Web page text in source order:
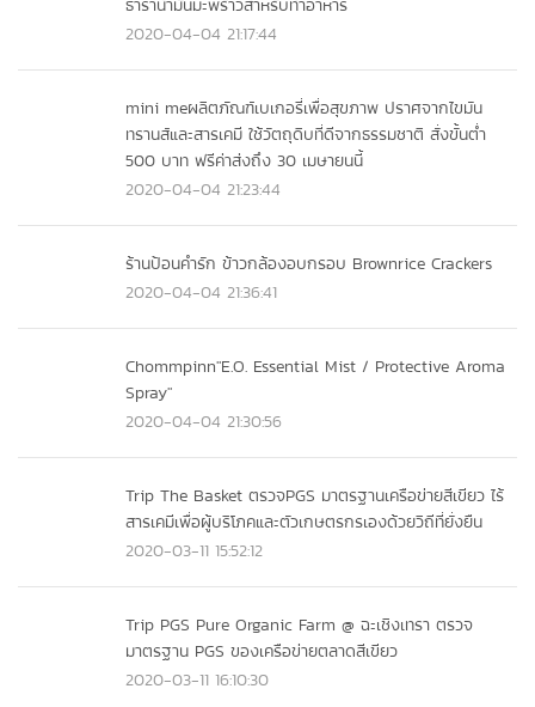
ธาราน้ำมันมะพร้าวสำหรับทำอาหาร
2020-04-04 21:17:44
mini meผลิตภัณฑ์เบเกอรี่เพื่อสุขภาพ ปราศจากไขมัน
ทรานส์และสารเคมี ใช้วัตถุดิบที่ดีจากธรรมชาติ สั่งขั้นต่ำ
500 บาท ฟรีค่าส่งถึง 30 เมษายนนี้
2020-04-04 21:23:44
ร้านป้อนคำรัก ข้าวกล้องอบกรอบ Brownrice Crackers
2020-04-04 21:36:41
Chommpinn"E.O. Essential Mist / Protective Aroma
Spray"
2020-04-04 21:30:56
Trip The Basket ตรวจPGS มาตรฐานเครือข่ายสีเขียว ไร้
สารเคมีเพื่อผู้บริโภคและตัวเกษตรกรเองด้วยวิถีที่ยั่งยืน
2020-03-11 15:52:12
Trip PGS Pure Organic Farm @ ฉะเชิงเทรา ตรวจ
มาตรฐาน PGS ของเครือข่ายตลาดสีเขียว
2020-03-11 16:10:30